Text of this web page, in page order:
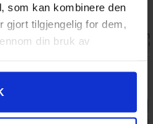
som kan kombinere den
gjort tilgjengelig for dem,
din bruk av
Side-Loading
Klar 63x88
99,- Antall på
lager:1
Blood Red - 8
stk
119,- Ventes inn
17.08.2026
Legg i handlekurven
Legg i